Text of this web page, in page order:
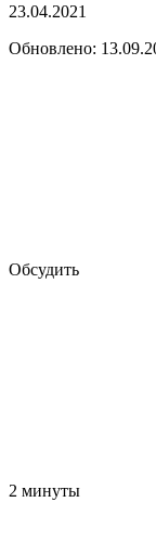
23.04.2021
Обновлено:
Обсудить
2 минуты